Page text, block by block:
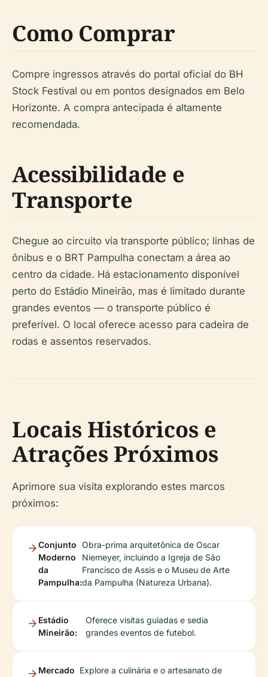
Como Comprar
Compre ingressos através do portal oficial do BH
Stock Festival ou em pontos designados em Belo
Horizonte. A compra antecipada é altamente
recomendada.
Acessibilidade e
Transporte
Chegue ao circuito via transporte público; linhas de
ônibus e o BRT Pampulha conectam a área ao
centro da cidade. Há estacionamento disponível
perto do Estádio Mineirão, mas é limitado durante
grandes eventos — o transporte público é
preferível. O local oferece acesso para cadeira de
rodas e assentos reservados.
Locais Históricos e
Atrações Próximos
Aprimore sua visita explorando estes marcos
próximos:
Conjunto
Moderno
da
Pampulha:
Obra-prima arquitetônica de Oscar
Niemeyer, incluindo a Igreja de São
Francisco de Assis e o Museu de Arte
da Pampulha (Natureza Urbana).
Estádio
Mineirão:
Oferece visitas guiadas e sedia
grandes eventos de futebol.
Mercado Explore a culinária e o artesanato de